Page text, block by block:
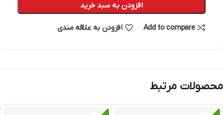
افزودن به سبد خرید
Add to compare افزودن به علاقه مندی
محصولات مرتبط